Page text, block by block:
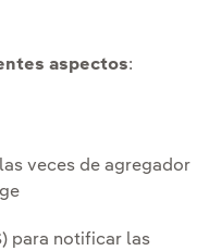
aspectos:
veces de agregador
para notificar las